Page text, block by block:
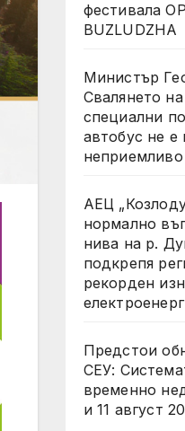
фестивала
BUZLUDZHA
Министър
Свалянето
специални
автобус не
неприемливо
АЕЦ
нормално
нива на р.
подкрепя
рекорден
Предстои
СЕУ:
временно
и 11 август